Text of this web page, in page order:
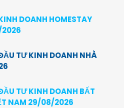
DOANH HOMESTAY
TƯ KINH DOANH NHÀ
TƯ KINH DOANH BẤT
NAM 29/08/2026